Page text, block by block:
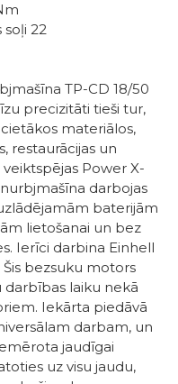
22
TP-CD 18/50
precizitāti tieši tur,
materiālos,
restaurācijas un
Power X-
darbojas
baterijām
lietošanai un bez
Ierīci darbina Einhell
bezsuku motors
darbības laiku nekā
Iekārta piedāvā
darbam, un
jaudīgai
uz visu jaudu,